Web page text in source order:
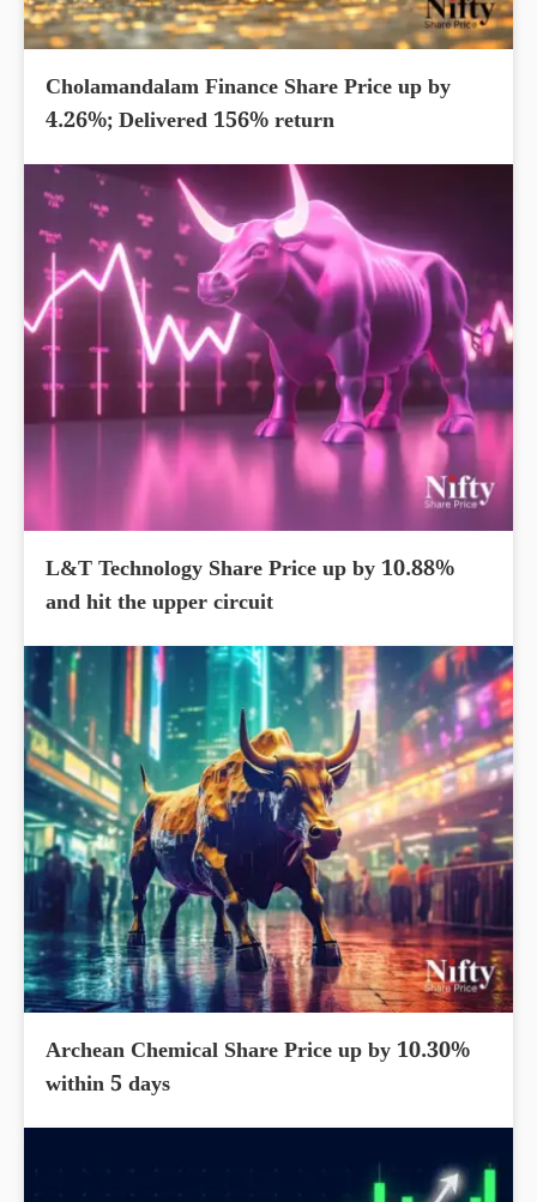
Cholamandalam Finance Share Price up by
4.26%; Delivered 156% return
L&T Technology Share Price up by 10.88%
and hit the upper circuit
Archean Chemical Share Price up by 10.30%
within 5 days